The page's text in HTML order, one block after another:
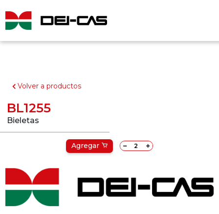
Volver a productos
BL1255
Bieletas
Agregar